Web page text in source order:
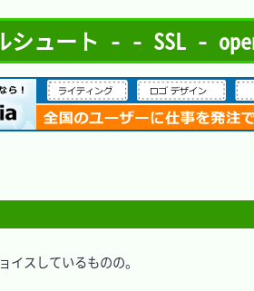
シュート - - SSL -
スしているものの。